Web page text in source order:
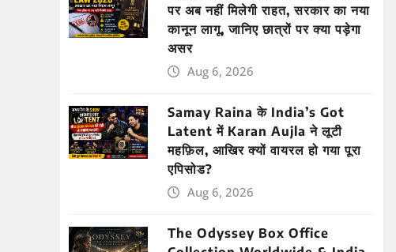
पर अब नहीं मिलेगी राहत, सरकार का नया
कानून लागू, जानिए छात्रों पर क्या पड़ेगा
असर
Aug 6, 2026
Samay Raina के India’s Got
Latent में Karan Aujla ने लूटी
महफ़िल, आखिर क्यों वायरल हो गया पूरा
एपिसोड?
Aug 6, 2026
The Odyssey Box Office